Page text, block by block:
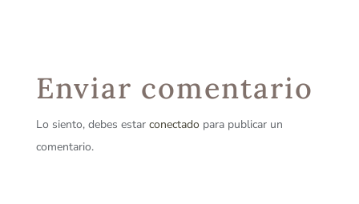
Enviar comentario
Lo siento, debes estar conectado para publicar un
comentario.